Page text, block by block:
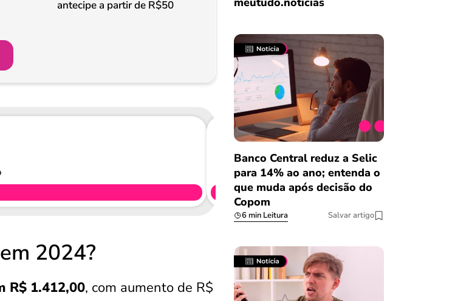
antecipe a partir de R$50
2024?
R$ 1.412,00, com aumento de R$
Banco Central reduz a Selic
para 14% ao ano; entenda o
que muda após decisão do
Copom
6 min Leitura Salvar artigo